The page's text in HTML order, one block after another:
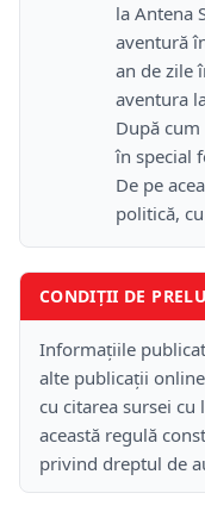
la Antena
aventură
an de zile
aventura
După
în special
De pe
politică,
CONDIȚII DE
Informațiile
alte publicații
cu citarea sursei cu
această regulă
privind dreptul de